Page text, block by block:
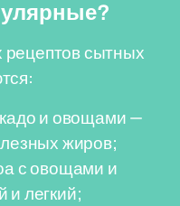
сытных
и овощами —
жиров;
с овощами и
и легкий;